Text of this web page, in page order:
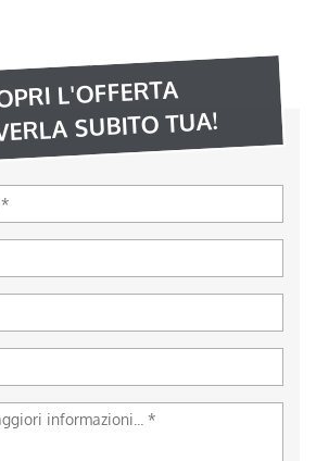
L'OFFERTA
SUBITO TUA!